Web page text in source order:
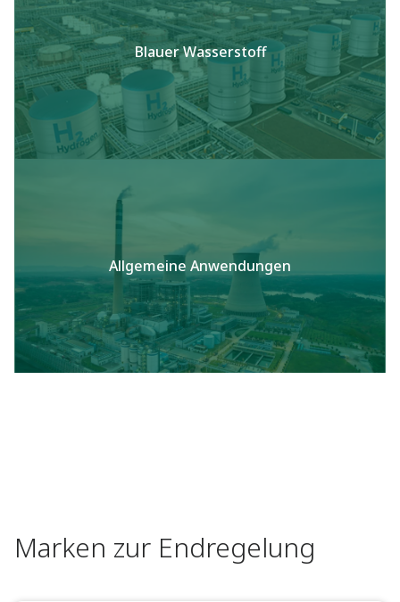
Blauer Wasserstoff
Allgemeine Anwendungen
Marken zur Endregelung